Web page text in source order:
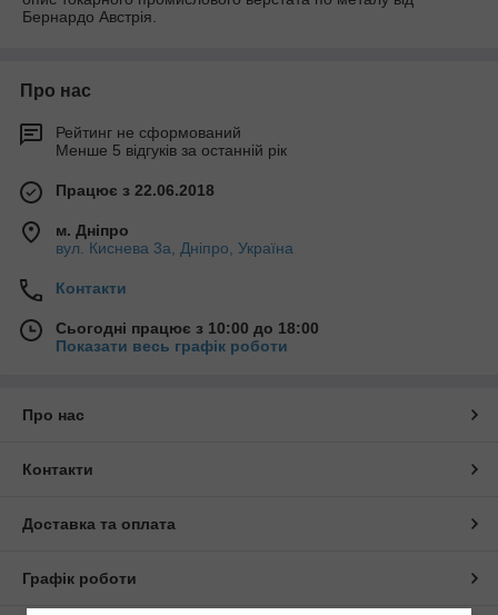
Бернардо Австрія.
Про нас
Рейтинг не сформований
Менше 5 відгуків за останній рік
Працює з 22.06.2018
м. Дніпро
вул. Киснева 3а, Дніпро, Україна
Контакти
Сьогодні працює з 10:00 до 18:00
Показати весь графік роботи
Про нас
Контакти
Доставка та оплата
Графік роботи